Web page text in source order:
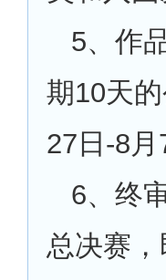
5、作
期10天
27日-8月
6、终
总决赛